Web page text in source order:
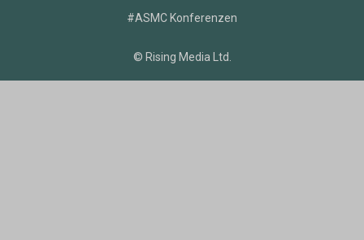
#ASMC Konferenzen
© Rising Media Ltd.